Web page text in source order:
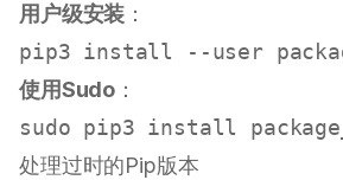
用户级安装 ：
使用Sudo ：
sudo
处理过时的Pip版本